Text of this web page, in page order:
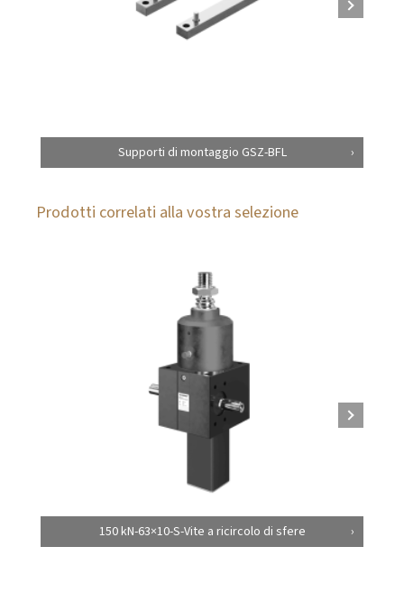
Supporti di montaggio GSZ-BFL
Prodotti correlati alla vostra selezione
150 kN-63×10-S-Vite a ricircolo di sfere